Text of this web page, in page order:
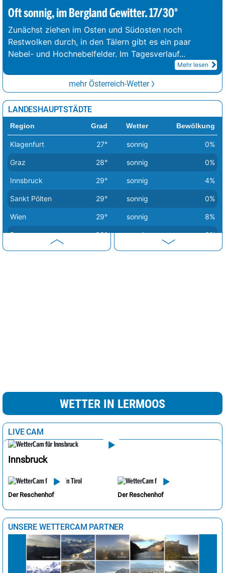
Oft sonnig, im Bergland Gewitter. 17/30°
Zunächst ziehen im Osten und Südosten noch
Restwolken durch, in den Tälern gibt es ein paar
Nebel- und Hochnebelfelder. Im Tagesverlauf...
Mehr lesen
mehr Österreich-Wetter
LANDESHAUPTSTÄDTE
Region Grad Wetter Bewölkung
Klagenfurt 27° sonnig 0%
Graz 28° sonnig 0%
Innsbruck 29° sonnig 4%
Sankt Pölten 29° sonnig 0%
Wien 29° sonnig 8%
Bregenz 30° sonnig 0%
Eisenstadt 30° heiter 13%
WETTER IN LERMOOS
LIVE CAM
Innsbruck
Der Reschenhof Der Reschenhof
UNSERE WETTERCAM PARTNER